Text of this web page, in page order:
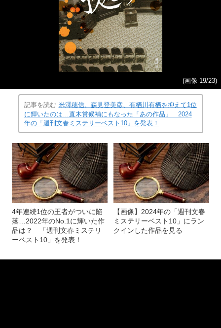
(画像 19/23)
記事を読む 米澤穂信、森見登美彦、有栖川有栖を抑えて1位
に輝いたのは…直木賞候補にもなった「あの作品」 2024
年の「週刊文春ミステリーベスト10」を発表！
4年連続1位の王者がついに陥
落…2022年のNo.1に輝いた作
品は？ 「週刊文春ミステリ
ーベスト10」を発表！
【画像】2024年の「週刊文春
ミステリーベスト10」にラン
クインした作品を見る